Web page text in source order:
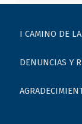
Skip back to main navigation
I CAMINO DE
DENUNCIAS Y